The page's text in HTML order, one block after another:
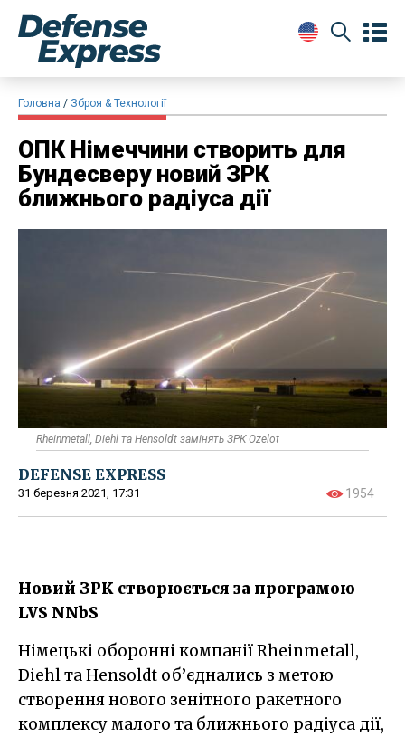
Головна Зброя & Технології
ОПК Німеччини створить для
Бундесверу новий ЗРК
ближнього радіуса дії
Rheinmetall, Diehl та Hensoldt замінять ЗРК Ozelot
DEFENSE EXPRESS
31 березня 2021, 17:31 1954
Новий ЗРК створюється за програмою
LVS NNbS
Німецькі оборонні компанії Rheinmetall,
Diehl та Hensoldt об’єднались з метою
створення нового зенітного ракетного
комплексу малого та ближнього радіуса дії,